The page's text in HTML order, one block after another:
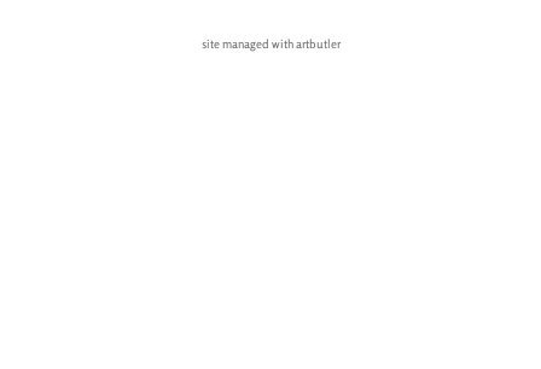
site managed with artbutler